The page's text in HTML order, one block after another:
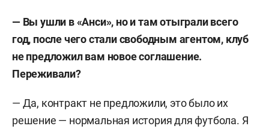
— Вы ушли в «Анси», но и там отыграли всего
год, после чего стали свободным агентом, клуб
не предложил вам новое соглашение.
Переживали?
— Да, контракт не предложили, это было их
решение — нормальная история для футбола. Я